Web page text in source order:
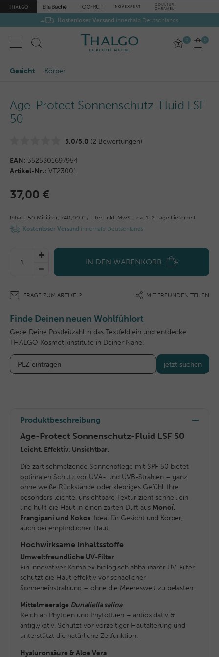
Kostenloser Versand innerhalb Deutschlands
0 0
Gesicht Körper
Age-Protect Sonnenschutz-Fluid LSF
50
5.0/5.0 (2 Bewertungen)
EAN: 3525801697954
Artikel-Nr.: VT23001
37,00 €
Inhalt: 50 Milliliter, 740,00 € / Liter, inkl. MwSt., ca. 1-2 Tage Lieferzeit
Kostenloser Versand innerhalb Deutschlands
IN DEN WARENKORB
FRAGE ZUM ARTIKEL? MIT FREUNDEN TEILEN
Finde Deinen neuen Wohlfühlort
Gebe Deine Postleitzahl in das Textfeld ein und entdecke
THALGO Kosmetikinstitute in Deiner Nähe.
jetzt suchen
Produktbeschreibung
Age-Protect Sonnenschutz-Fluid LSF 50
Leicht. Effektiv. Unsichtbar.
Die zart schmelzende Sonnenpflege mit SPF 50 bietet
optimalen Schutz vor UVA- und UVB-Strahlen – ganz
ohne weiße Rückstände oder klebriges Gefühl. Ihre
besonders leichte, unsichtbare Textur zieht schnell ein
und hüllt die Haut in einen zarten Duft aus Monoï,
Frangipani und Kokos. Ideal für Gesicht und Körper,
auch bei empfindlicher Haut.
Hochwirksame Inhaltsstoffe
Umweltfreundliche UV-Filter
Ein innovativer Komplex biologisch abbaubarer UV-Filter
schützt die Haut effektiv vor schädlicher
Sonneneinstrahlung – ohne die Meereswelt zu belasten.
Mittelmeeralge Dunaliella salina
Reich an Phytoen und Phytofluen – antioxidativ &
antiglykativ. Schützt vor vorzeitiger Hautalterung und
unterstützt die natürliche Zellfunktion.
Hyaluronsäure & Aloe Vera